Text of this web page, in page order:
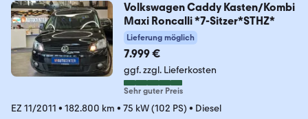
Volkswagen Caddy Kasten/Kombi
Maxi Roncalli *7-Sitzer*STHZ*
Lieferung möglich
7.999 €
ggf. zzgl. Lieferkosten
Sehr guter Preis
EZ 11/2011 • 182.800 km • 75 kW (102 PS) • Diesel